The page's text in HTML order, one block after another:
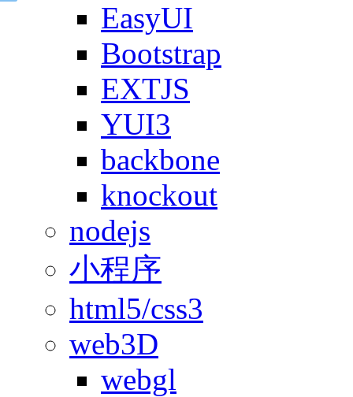
EasyUI
Bootstrap
EXTJS
YUI3
backbone
knockout
nodejs
小程序
html5/css3
web3D
webgl